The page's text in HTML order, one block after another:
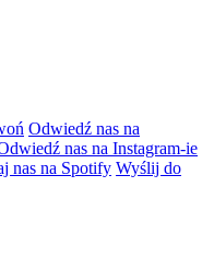
Odwiedź nas na
nas na Instagram-ie
nas na Spotify Wyślij do